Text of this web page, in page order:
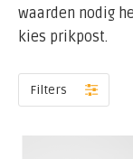
waarden nodig
kies prikpost.
Filters